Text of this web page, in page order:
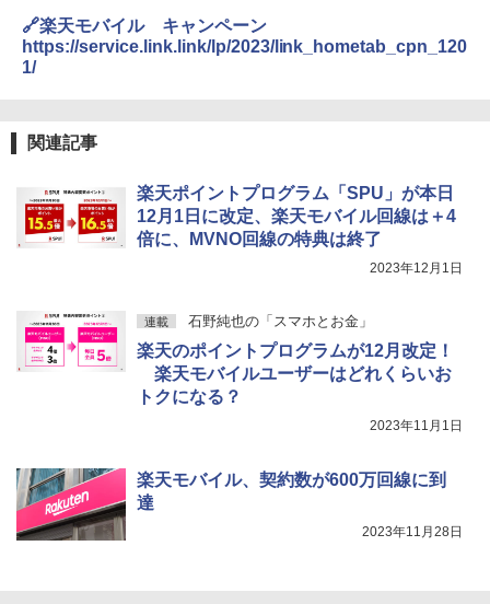
🔗楽天モバイル キャンペーン
https://service.link.link/lp/2023/link_hometab_cpn_120
1/
関連記事
楽天ポイントプログラム「SPU」が本日
12月1日に改定、楽天モバイル回線は＋4
倍に、MVNO回線の特典は終了
2023年12月1日
連載 石野純也の「スマホとお金」
楽天のポイントプログラムが12月改定！
楽天モバイルユーザーはどれくらいお
トクになる？
2023年11月1日
楽天モバイル、契約数が600万回線に到
達
2023年11月28日